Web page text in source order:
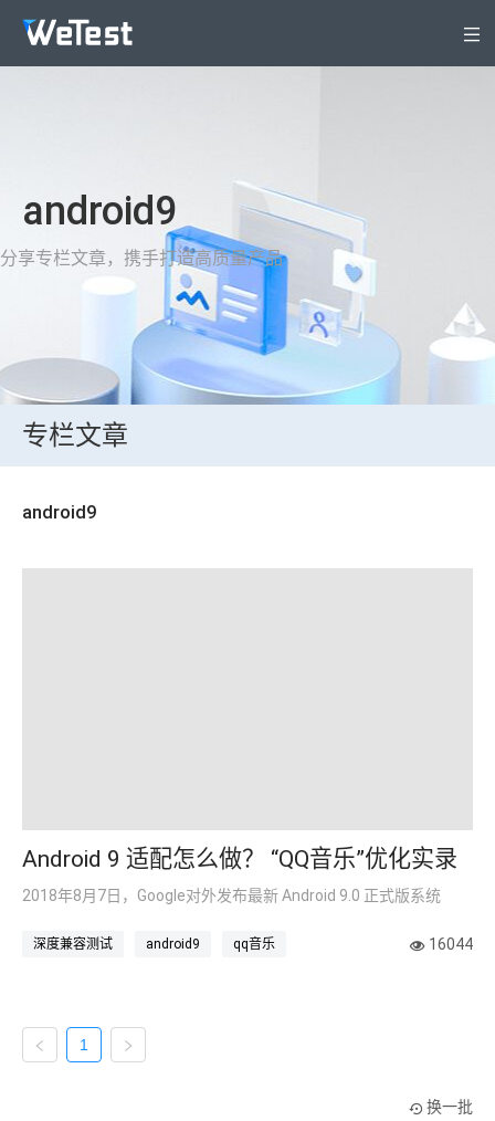
定价
支持与服务
android9
分享专栏文章，携手打造高质量产品
专栏文章
android9
Android 9 适配怎么做？ “QQ音乐”优化实录
2018年8月7日，Google对外发布最新 Android 9.0 正式版系统
深度兼容测试 android9 qq音乐 16044
1
换一批